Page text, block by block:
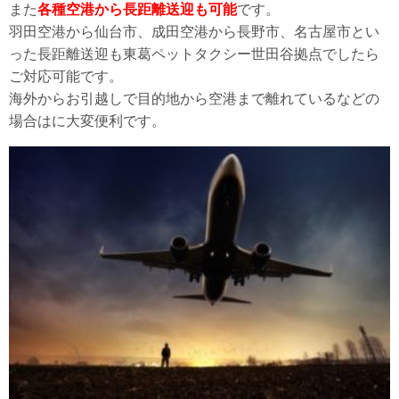
また各種空港から長距離送迎も可能です。
羽田空港から仙台市、成田空港から長野市、名古屋市とい
った長距離送迎も東葛ペットタクシー世田谷拠点でしたら
ご対応可能です。
海外からお引越しで目的地から空港まで離れているなどの
場合はに大変便利です。